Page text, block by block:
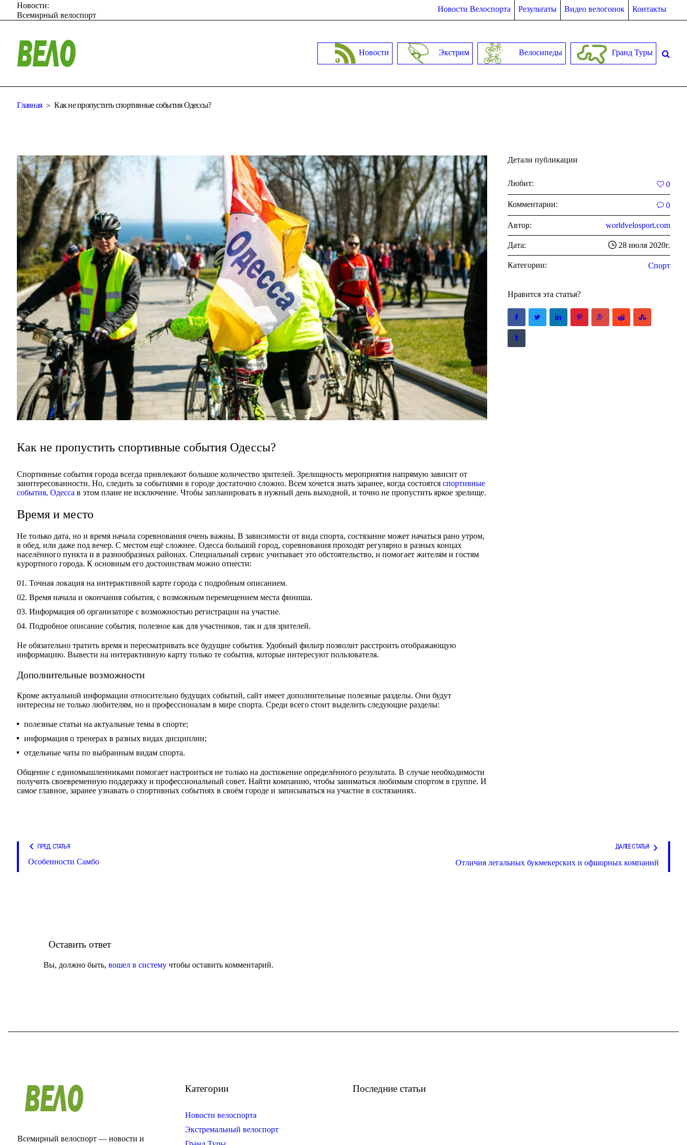
Новости Велоспорта Результаты Видео велогонок Контакты
Новости:
Всемирный велоспорт
Новости Экстрим Велосипеды Гранд Туры
Главная Как не пропустить спортивные события Одессы?
Как не пропустить спортивные события Одессы?
Спортивные события города всегда привлекают большое количество зрителей. Зрелищность мероприятия напрямую зависит от
заинтересованности. Но, следить за событиями в городе достаточно сложно. Всем хочется знать заранее, когда состоятсяспортивные
события, Одесса в этом плане не исключение. Чтобы запланировать в нужный день выходной, и точно не пропустить яркое зрелище.
Время и место
Не только дата, но и время начала соревнования очень важны. В зависимости от вида спорта, состязание может начаться рано утром,
в обед, или даже под вечер. С местом ещё сложнее. Одесса большой город, соревнования проходят регулярно в разных концах
населённого пункта и в разнообразных районах. Специальный сервис учитывает это обстоятельство, и помогает жителям и гостям
курортного города. К основным его достоинствам можно отнести:
Точная локация на интерактивной карте города с подробным описанием.
Время начала и окончания события, с возможным перемещением места финиша.
Информация об организаторе с возможностью регистрации на участие.
Подробное описание события, полезное как для участников, так и для зрителей.
Не обязательно тратить время и пересматривать все будущие события. Удобный фильтр позволит расстроить отображающую
информацию. Вывести на интерактивную карту только те события, которые интересуют пользователя.
Дополнительные возможности
Кроме актуальной информации относительно будущих событий, сайт имеет дополнительные полезные разделы. Они будут
интересны не только любителям, но и профессионалам в мире спорта. Среди всего стоит выделить следующие разделы:
полезные статьи на актуальные темы в спорте;
информация о тренерах в разных видах дисциплин;
отдельные чаты по выбранным видам спорта.
Общение с единомышленниками помогает настроиться не только на достижение определённого результата. В случае необходимости
получить своевременную поддержку и профессиональный совет. Найти компанию, чтобы заниматься любимым спортом в группе. И
самое главное, заранее узнавать о спортивных событиях в своём городе и записываться на участие в состязаниях.
Детали публикации
Любит: 0
Комментарии: 0
Автор: worldvelosport.com
Дата: 28 июля 2020г.
Категории: Спорт
Нравится эта статья?
ПРЕД. СТАТЬЯ
Особенности Самбо
ДАЛЕЕ СТАТЬЯ
Отличия легальных букмекерских и офшорных компаний
Оставить ответ
Вы, должно быть, вошел в системучтобы оставить комментарий.
Всемирный велоспорт — новости и
Категории
Новости велоспорта
Экстремальный велоспорт
Последние статьи